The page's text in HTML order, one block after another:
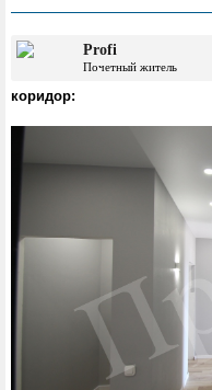
Profi
Почетный житель
коридор: